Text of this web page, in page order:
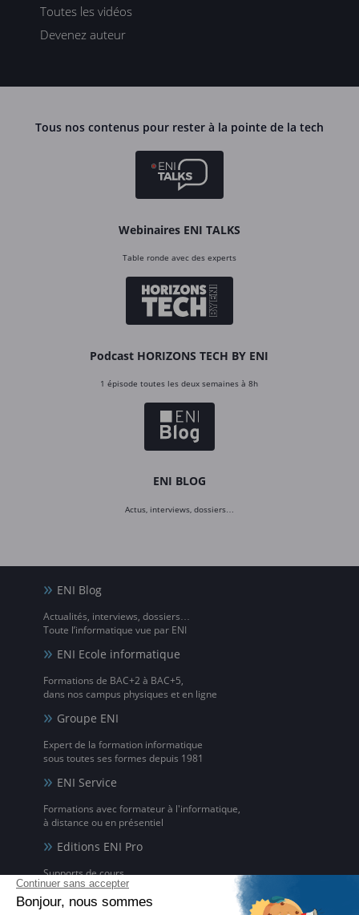
Toutes les vidéos
Devenez auteur
Tous nos contenus pour rester à la pointe de la tech
Webinaires ENI TALKS
Table ronde avec des experts
Podcast HORIZONS TECH BY ENI
1 épisode toutes les deux semaines à 8h
ENI BLOG
Actus, interviews, dossiers…
ENI Blog
Actualités, interviews, dossiers…
Toute l’informatique vue par ENI
ENI Ecole informatique
Formations de BAC+2 à BAC+5,
dans nos campus physiques et en ligne
Groupe ENI
Expert de la formation informatique
sous toutes ses formes depuis 1981
ENI Service
Formations avec formateur à l'informatique,
à distance ou en présentiel
Editions ENI Pro
Supports de cours
pour les organismes de formation
ENI elearning